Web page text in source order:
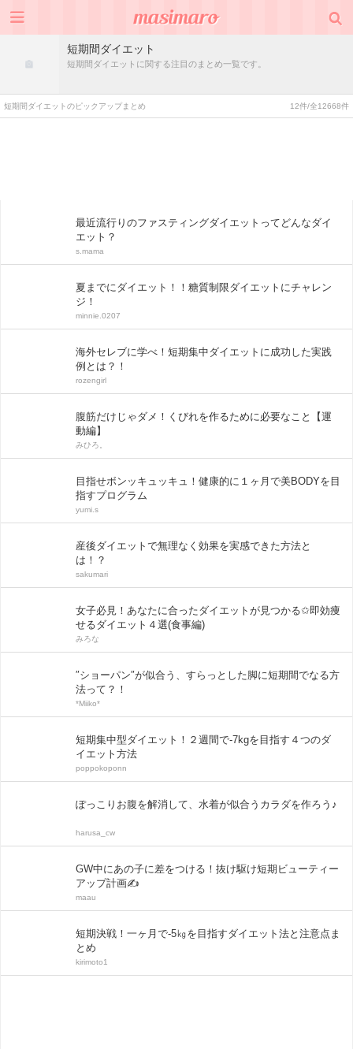
短期間ダイエット
短期間ダイエットに関する注目のまとめ一覧です。
短期間ダイエットのピックアップまとめ 12件/全12668件
最近流行りのファスティングダイエットってどんなダイ
エット？
s.mama
夏までにダイエット！！糖質制限ダイエットにチャレン
ジ！
minnie.0207
海外セレブに学べ！短期集中ダイエットに成功した実践
例とは？！
rozengirl
腹筋だけじゃダメ！くびれを作るために必要なこと【運
動編】
みひろ。
目指せボンッキュッキュ！健康的に１ヶ月で美BODYを目
指すプログラム
yumi.s
産後ダイエットで無理なく効果を実感できた方法と
は！？
sakumari
女子必見！あなたに合ったダイエットが見つかる✩即効痩
せるダイエット４選(食事編)
みろな
″ショーパン″が似合う、すらっとした脚に短期間でなる方
法って？！
*Miiko*
短期集中型ダイエット！２週間で-7kgを目指す４つのダ
イエット方法
poppokoponn
ぽっこりお腹を解消して、水着が似合うカラダを作ろう♪
harusa_cw
GW中にあの子に差をつける！抜け駆け短期ビューティー
アップ計画✍
maau
短期決戦！一ヶ月で-5㎏を目指すダイエット法と注意点ま
とめ
kirimoto1